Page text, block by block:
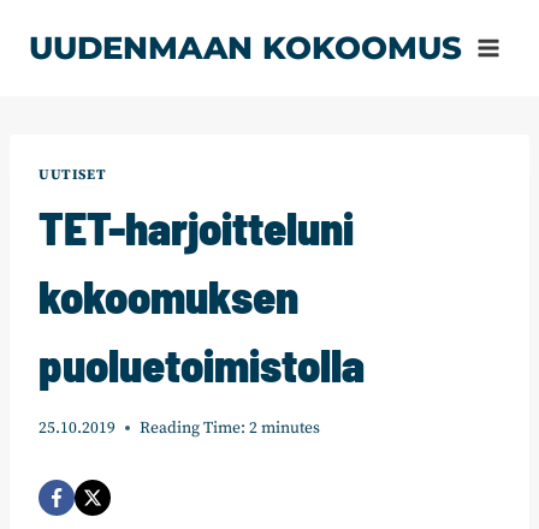
sisältöön
UUDENMAAN KOKOOMUS
UUTISET
TET-harjoitteluni
kokoomuksen
puoluetoimistolla
25.10.2019 Reading Time: 2minutes